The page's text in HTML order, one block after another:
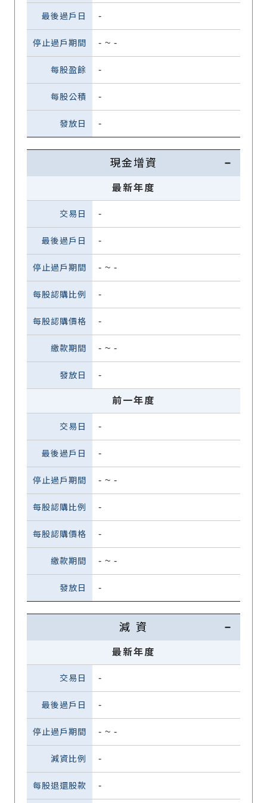
-
- ~ -
-
-
-
現金增資
最新年度
-
-
- ~ -
-
-
- ~ -
-
前一年度
-
-
- ~ -
-
-
- ~ -
-
減 資
最新年度
-
-
- ~ -
-
-